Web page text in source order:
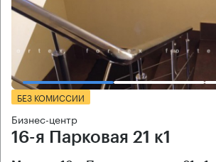
БЕЗ КОМИССИИ
Бизнес-центр
16-я Парковая 21 к1